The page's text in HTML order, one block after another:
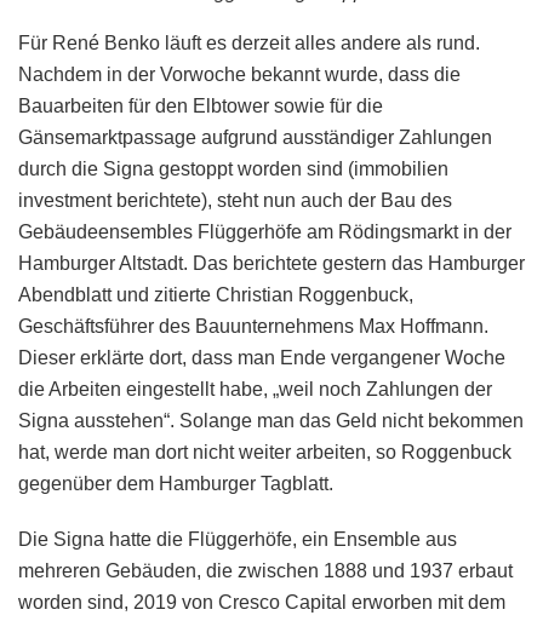
Für René Benko läuft es derzeit alles andere als rund.
Nachdem in der Vorwoche bekannt wurde, dass die
Bauarbeiten für den Elbtower sowie für die
Gänsemarktpassage aufgrund ausständiger Zahlungen
durch die Signa gestoppt worden sind (immobilien
investment berichtete), steht nun auch der Bau des
Gebäudeensembles Flüggerhöfe am Rödingsmarkt in der
Hamburger Altstadt. Das berichtete gestern das Hamburger
Abendblatt und zitierte Christian Roggenbuck,
Geschäftsführer des Bauunternehmens Max Hoffmann.
Dieser erklärte dort, dass man Ende vergangener Woche
die Arbeiten eingestellt habe, „weil noch Zahlungen der
Signa ausstehen“. Solange man das Geld nicht bekommen
hat, werde man dort nicht weiter arbeiten, so Roggenbuck
gegenüber dem Hamburger Tagblatt.
Die Signa hatte die Flüggerhöfe, ein Ensemble aus
mehreren Gebäuden, die zwischen 1888 und 1937 erbaut
worden sind, 2019 von Cresco Capital erworben mit dem